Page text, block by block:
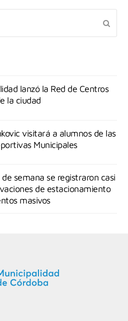
lanzó la Red de Centros
la ciudad
visitará a alumnos de las
Municipales
semana se registraron casi
de estacionamiento
masivos